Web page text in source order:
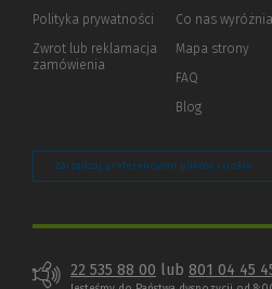
Polityka prywatności (Nowe
(Link
innej
Zwrot lub reklamacja
zamówienia
Co nas wyróżnia
Mapa strony
FAQ
Blog
Zarządzaj preferencjami plików cookie
22 535 88 00 lub 801 04 45